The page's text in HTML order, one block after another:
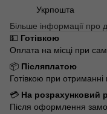
Укрпошта
Більше інформації про
💵 Готівкою
Оплата на місці при
📦 Післяплатою
Готівкою при отриманні
💳 На розрахунковий
Після оформлення